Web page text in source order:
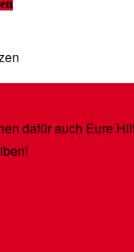
dafür auch Eure